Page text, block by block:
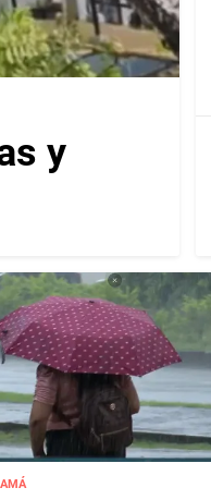
y